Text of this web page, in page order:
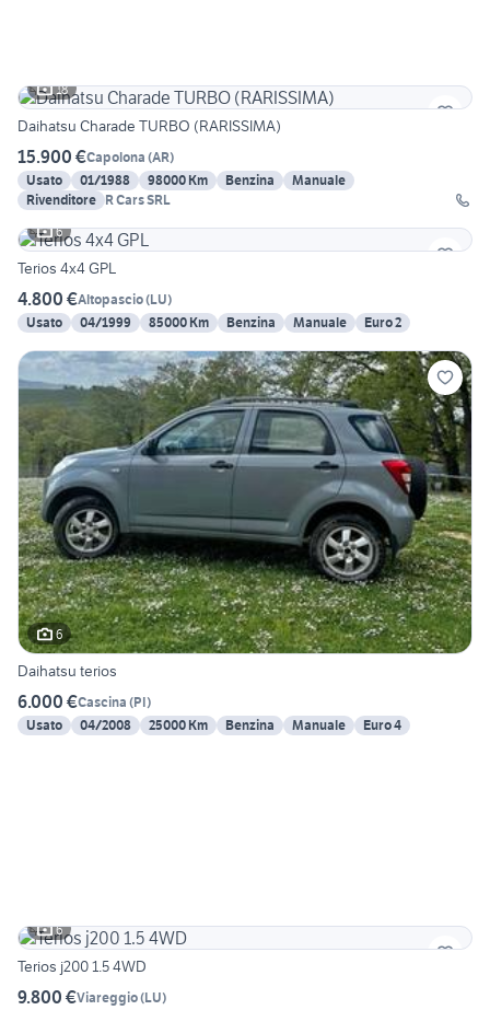
18
Daihatsu Charade TURBO (RARISSIMA)
15.900 €Capolona (AR)
Usato
01/1988 98000 Km Benzina
Manuale
Rivenditore R Cars SRL
6
Terios 4x4 GPL
4.800 €Altopascio(LU)
Usato
04/1999 85000 Km Benzina Manuale Euro 2
6
Daihatsu terios
6.000 €Cascina (PI)
Usato
04/2008 25000 Km Benzina Manuale Euro 4
6
Terios j200 1.5 4WD
9.800 €Viareggio(LU)